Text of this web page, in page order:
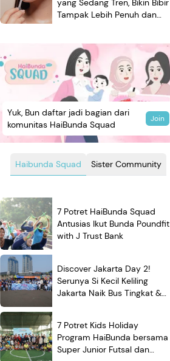
yang Sedang Tren, Bikin Bibir
Tampak Lebih Penuh dan
Haibunda Squad Sister Community
Yuk, Bun daftar jadi bagian dari
komunitas HaiBunda Squad
Join
7 Potret HaiBunda Squad
Antusias Ikut Bunda Poundfit
with J Trust Bank
Discover Jakarta Day 2!
Serunya Si Kecil Keliling
Jakarta Naik Bus Tingkat &
7 Potret Kids Holiday
Program HaiBunda bersama
Super Junior Futsal dan